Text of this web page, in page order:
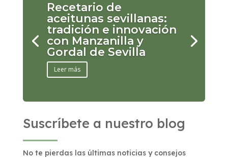
Recetario de
aceitunas sevillanas:
tradición e innovación
con Manzanilla y
Gordal de Sevilla
Leer más
Suscríbete a nuestro blog
No te pierdas las últimas noticias y consejos